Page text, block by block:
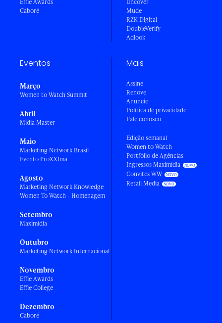
Caboré
Mude
RZK Digital
DoubleVerify
Adlook
Eventos
Março
Women to Watch Summit
Abril
Mídia Master
Maio
Marketing Network Brasil
Evento ProXXIma
Agosto
Marketing Network Knowledge
Women To Watch - Homenagem
Setembro
Maximídia
Outubro
Marketing Network Internacional
Novembro
Effie Awards
Effie College
Dezembro
Caboré
Mais
Assine
Renove
Anuncie
Política de privacidade
Fale conosco
Edição semanal
Women to Watch
Portfólio de Agências
Ingressos Maximídia
Convites WW
Retail Media